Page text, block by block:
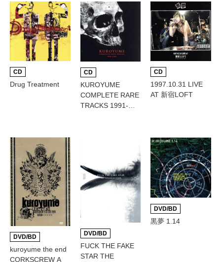
CD
Drug Treatment
CD
KUROYUME
COMPLETE RARE
TRACKS 1991-
CD
1997.10.31 LIVE
AT 新宿LOFT
DVD/BD
kuroyume the end
CORKSCREW A
DVD/BD
FUCK THE FAKE
STAR THE
DVD/BD
黒夢 1.14